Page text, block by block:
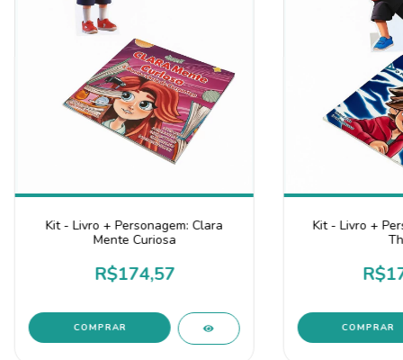
Kit - Livro + Personagem: Clara
Mente Curiosa
R$174,57
Kit - Livro +